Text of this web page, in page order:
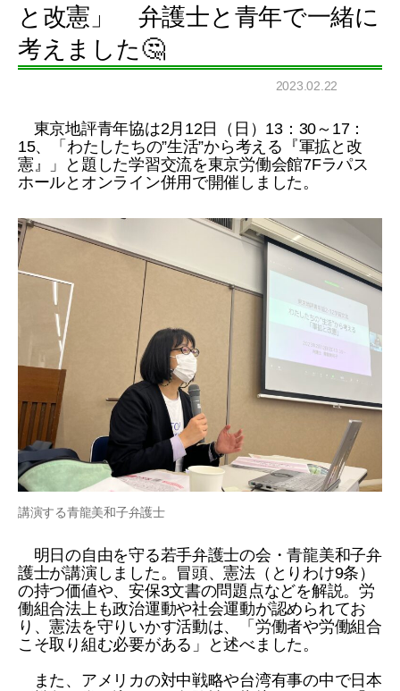
と改憲」 弁護士と青年で一緒に
考えました🤔
2023.02.22
東京地評青年協は2月12日（日）13：30～17：
15、「わたしたちの”生活”から考える『軍拡と改
憲』」と題した学習交流を東京労働会館7Fラパス
ホールとオンライン併用で開催しました。
講演する青龍美和子弁護士
明日の自由を守る若手弁護士の会・青龍美和子弁
護士が講演しました。冒頭、憲法（とりわけ9条）
の持つ価値や、安保3文書の問題点などを解説。労
働組合法上も政治運動や社会運動が認められてお
り、憲法を守りいかす活動は、「労働者や労働組合
こそ取り組む必要がある」と述べました。
また、アメリカの対中戦略や台湾有事の中で日本